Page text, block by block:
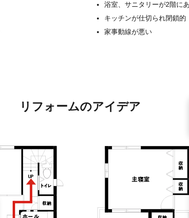
浴室、サニタリーが2階に
キッチンが仕切られ閉鎖的
家事動線が悪い
リフォームのアイデア